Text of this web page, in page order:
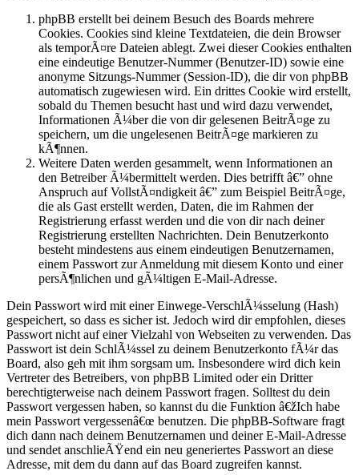
phpBB erstellt bei deinem Besuch des Boards mehrere
Cookies. Cookies sind kleine Textdateien, die dein Browser
als temporÃ¤re Dateien ablegt. Zwei dieser Cookies enthalten
eine eindeutige Benutzer-Nummer (Benutzer-ID) sowie eine
anonyme Sitzungs-Nummer (Session-ID), die dir von phpBB
automatisch zugewiesen wird. Ein drittes Cookie wird erstellt,
sobald du Themen besucht hast und wird dazu verwendet,
Informationen Ã¼ber die von dir gelesenen BeitrÃ¤ge zu
speichern, um die ungelesenen BeitrÃ¤ge markieren zu
kÃ¶nnen.
Weitere Daten werden gesammelt, wenn Informationen an
den Betreiber Ã¼bermittelt werden. Dies betrifft â€” ohne
Anspruch auf VollstÃ¤ndigkeit â€” zum Beispiel BeitrÃ¤ge,
die als Gast erstellt werden, Daten, die im Rahmen der
Registrierung erfasst werden und die von dir nach deiner
Registrierung erstellten Nachrichten. Dein Benutzerkonto
besteht mindestens aus einem eindeutigen Benutzernamen,
einem Passwort zur Anmeldung mit diesem Konto und einer
persÃ¶nlichen und gÃ¼ltigen E-Mail-Adresse.
Dein Passwort wird mit einer Einwege-VerschlÃ¼sselung (Hash)
gespeichert, so dass es sicher ist. Jedoch wird dir empfohlen, dieses
Passwort nicht auf einer Vielzahl von Webseiten zu verwenden. Das
Passwort ist dein SchlÃ¼ssel zu deinem Benutzerkonto fÃ¼r das
Board, also geh mit ihm sorgsam um. Insbesondere wird dich kein
Vertreter des Betreibers, von phpBB Limited oder ein Dritter
berechtigterweise nach deinem Passwort fragen. Solltest du dein
Passwort vergessen haben, so kannst du die Funktion â€žIch habe
mein Passwort vergessenâ€œ benutzen. Die phpBB-Software fragt
dich dann nach deinem Benutzernamen und deiner E-Mail-Adresse
und sendet anschlieÃŸend ein neu generiertes Passwort an diese
Adresse, mit dem du dann auf das Board zugreifen kannst.